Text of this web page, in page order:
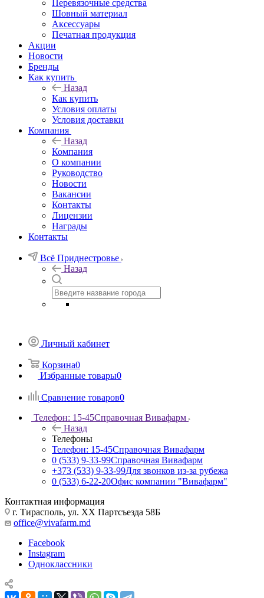
Перевязочные средства
Шовный материал
Аксессуары
Печатная продукция
Акции
Новости
Бренды
Как купить
Назад
Как купить
Условия оплаты
Условия доставки
Компания
Назад
Компания
О компании
Руководство
Новости
Вакансии
Контакты
Лицензии
Награды
Контакты
Всё Приднестровье
Назад
Личный кабинет
Корзина0
Избранные товары0
Сравнение товаров0
Телефон: 15-45Справочная Вивафарм
Назад
Телефоны
Телефон: 15-45Справочная Вивафарм
0 (533) 9-33-99Справочная Вивафарм
+373 (533) 9-33-99Для звонков из-за рубежа
0 (533) 6-22-20Офис компании "Вивафарм"
Контактная информация
г. Тирасполь, ул. ХХ Партсъезда 58Б
office@vivafarm.md
Facebook
Instagram
Одноклассники